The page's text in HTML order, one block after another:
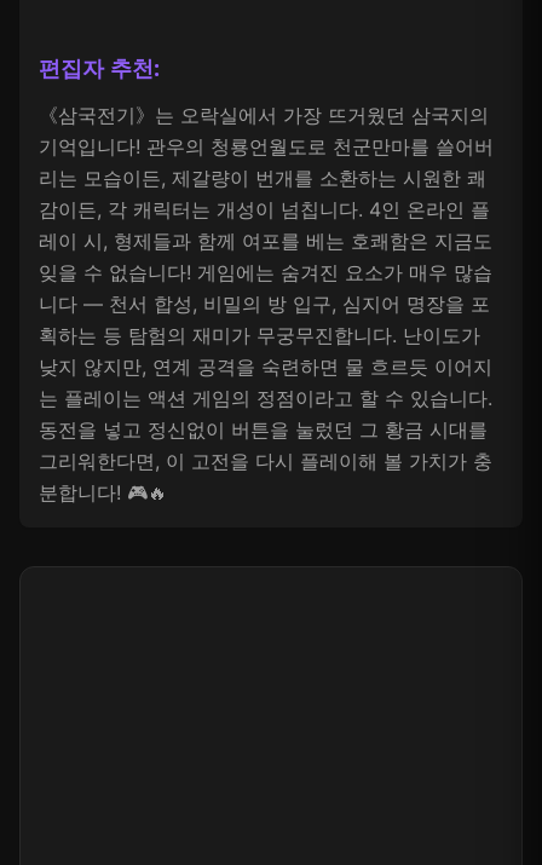
편집자 추천:
《삼국전기》는 오락실에서 가장 뜨거웠던 삼국지의
기억입니다! 관우의 청룡언월도로 천군만마를 쓸어버
리는 모습이든, 제갈량이 번개를 소환하는 시원한 쾌
감이든, 각 캐릭터는 개성이 넘칩니다. 4인 온라인 플
레이 시, 형제들과 함께 여포를 베는 호쾌함은 지금도
잊을 수 없습니다! 게임에는 숨겨진 요소가 매우 많습
니다 — 천서 합성, 비밀의 방 입구, 심지어 명장을 포
획하는 등 탐험의 재미가 무궁무진합니다. 난이도가
낮지 않지만, 연계 공격을 숙련하면 물 흐르듯 이어지
는 플레이는 액션 게임의 정점이라고 할 수 있습니다.
동전을 넣고 정신없이 버튼을 눌렀던 그 황금 시대를
그리워한다면, 이 고전을 다시 플레이해 볼 가치가 충
분합니다! 🎮🔥